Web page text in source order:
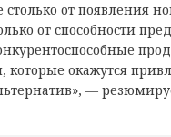
столько от появления
от способности
окажутся
—